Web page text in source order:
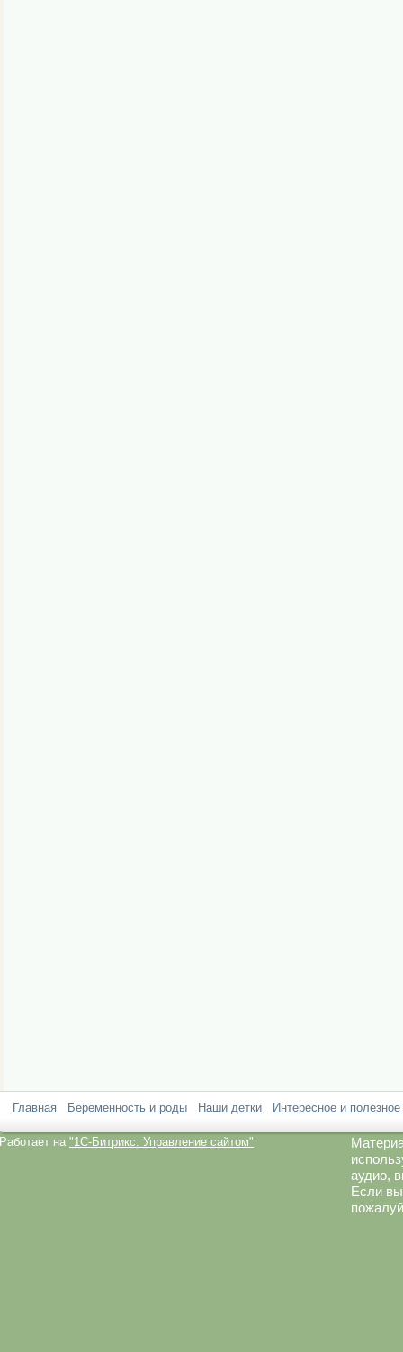
Главная Беременность и роды Наши детки Интересное и полезное
Работает на "1C-Битрикс: Управление сайтом"
аудио,
Если вы